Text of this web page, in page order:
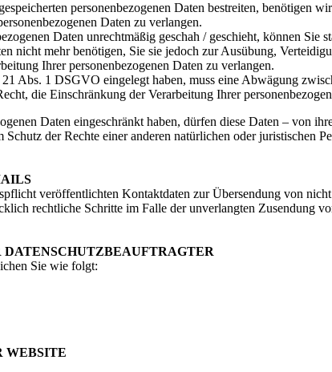
personenbezogenen Daten bestreiten, benötigen
Daten zu verlangen.
Daten unrechtmäßig geschah / geschieht, können
nicht mehr benötigen, Sie sie jedoch zur Ausübung,
Ihrer personenbezogenen Daten zu verlangen.
Abs. 1 DSGVO eingelegt haben, muss eine Abwägung
die Einschränkung der Verarbeitung Ihrer
Daten eingeschränkt haben, dürfen diese Daten – von
der Rechte einer anderen natürlichen oder juristischen
veröffentlichten Kontaktdaten zur Übersendung von
rechtliche Schritte im Falle der unverlangten Zusendung
Sie wie folgt:
WEBSITE